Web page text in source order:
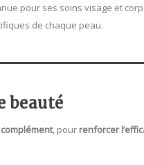
pour ses soins visage et
de chaque peau.
beauté
complément, pour renforcer